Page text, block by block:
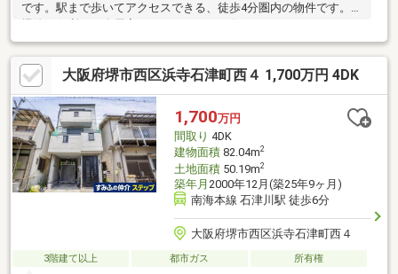
です。駅まで歩いてアクセスできる、徒歩4分圏内の物件です。お
所にあるので複数人でも快適に暮らせます。こちらの物件は南向
きです。建物面積119.64㎡でご家族と過ごすのにも問題のない広
さです。システムキッチン付きの物件です。
大阪府堺市西区浜寺石津町西４ 1,700万円 4DK
1,700万円
間取り 4DK
建物面積82.04m2
土地面積50.19m2
築年月 2000年12月(築25年9ヶ月)
南海本線 石津川駅 徒歩6分
大阪府堺市西区浜寺石津町西４
3階建て以上 都市ガス 所有権